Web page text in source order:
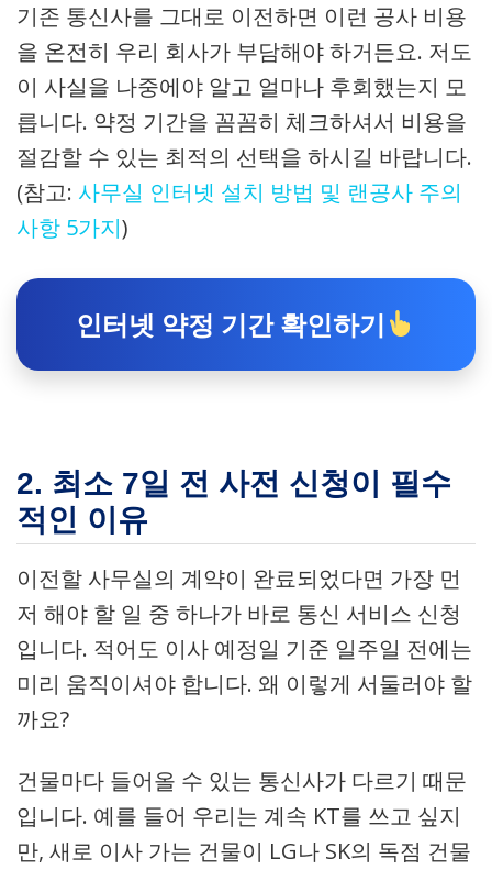
기존 통신사를 그대로 이전하면 이런 공사 비용
을 온전히 우리 회사가 부담해야 하거든요. 저도
이 사실을 나중에야 알고 얼마나 후회했는지 모
릅니다. 약정 기간을 꼼꼼히 체크하셔서 비용을
절감할 수 있는 최적의 선택을 하시길 바랍니다.
(참고: 사무실 인터넷 설치 방법 및 랜공사 주의
사항 5가지)
인터넷 약정 기간 확인하기
2. 최소 7일 전 사전 신청이 필수
적인 이유
이전할 사무실의 계약이 완료되었다면 가장 먼
저 해야 할 일 중 하나가 바로 통신 서비스 신청
입니다. 적어도 이사 예정일 기준 일주일 전에는
미리 움직이셔야 합니다. 왜 이렇게 서둘러야 할
까요?
건물마다 들어올 수 있는 통신사가 다르기 때문
입니다. 예를 들어 우리는 계속 KT를 쓰고 싶지
만, 새로 이사 가는 건물이 LG나 SK의 독점 건물